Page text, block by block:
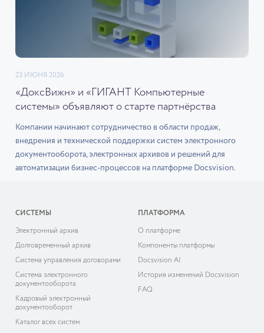
23 ИЮНЯ 2026
«ДоксВижн» и «ГИГАНТ Компьютерные
системы» объявляют о старте партнёрства
Компании начинают сотрудничество в области продаж,
внедрения и технической поддержки систем электронного
документооборота, электронных архивов и решений для
автоматизации бизнес-процессов на платформе Docsvision.
СИСТЕМЫ
Электронный архив
Долговременный архив
Система управления договорами
Система электронного
документооборота
Кадровый электронный
документооборот
Каталог всех систем
ПЛАТФОРМА
О платформе
Компоненты платформы
Docsvision AI
История изменений Docsvision
FAQ